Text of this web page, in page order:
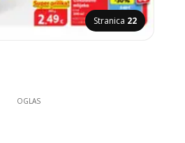
Stranica 22
OGLAS